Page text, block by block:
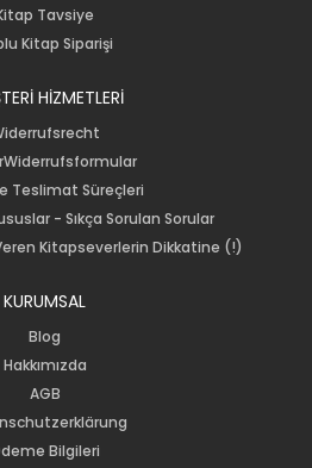
Tavsiye
Kitap Siparişi
HİZMETLERİ
Teslimat Süreçleri
- Sıkça Sorulan Sorular
Kitapseverlerin Dikkatine (!)
KURUMSAL
Blog
Hakkımızda
AGB
Bilgileri